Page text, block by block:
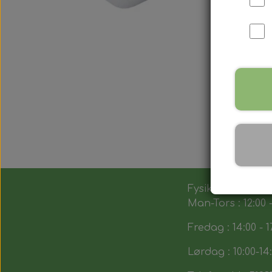
Fysik butik :
Man-Tors : 12:00
Fredag : 14:00 -
Lørdag : 10:00-